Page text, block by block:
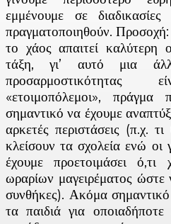
εμμένουμε σε
πραγματοποιηθούν.
το χάος απαιτεί καλύτερη
τάξη, γι’ αυτό μια
«ετοιμοπόλεμοι», πράγμα
σημαντικό να έχουμε
αρκετές περιστάσεις (π.χ.
κλείσουν τα σχολεία ενώ οι
έχουμε προετοιμάσει ό,τι
ωραρίων μαγειρέματος ώστε
συνθήκες). Ακόμα σημαντικό
τα παιδιά για